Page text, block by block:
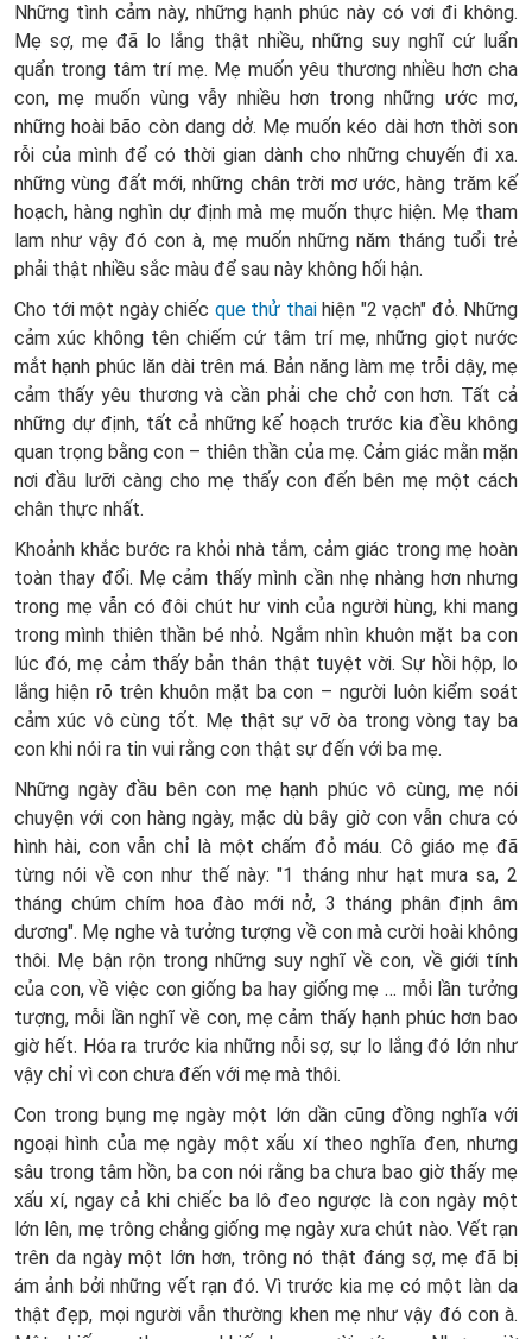
Những tình cảm này, những hạnh phúc này có vơi đi không.
Mẹ sợ, mẹ đã lo lắng thật nhiều, những suy nghĩ cứ luẩn
quẩn trong tâm trí mẹ. Mẹ muốn yêu thương nhiều hơn cha
con, mẹ muốn vùng vẫy nhiều hơn trong những ước mơ,
những hoài bão còn dang dở. Mẹ muốn kéo dài hơn thời son
rỗi của mình để có thời gian dành cho những chuyến đi xa.
những vùng đất mới, những chân trời mơ ước, hàng trăm kế
hoạch, hàng nghìn dự định mà mẹ muốn thực hiện. Mẹ tham
lam như vậy đó con à, mẹ muốn những năm tháng tuổi trẻ
phải thật nhiều sắc màu để sau này không hối hận.
Cho tới một ngày chiếc que thử thaihiện "2 vạch" đỏ. Những
cảm xúc không tên chiếm cứ tâm trí mẹ, những giọt nước
mắt hạnh phúc lăn dài trên má. Bản năng làm mẹ trỗi dậy, mẹ
cảm thấy yêu thương và cần phải che chở con hơn. Tất cả
những dự định, tất cả những kế hoạch trước kia đều không
quan trọng bằng con – thiên thần của mẹ. Cảm giác mằn mặn
nơi đầu lưỡi càng cho mẹ thấy con đến bên mẹ một cách
chân thực nhất.
Khoảnh khắc bước ra khỏi nhà tắm, cảm giác trong mẹ hoàn
toàn thay đổi. Mẹ cảm thấy mình cần nhẹ nhàng hơn nhưng
trong mẹ vẫn có đôi chút hư vinh của người hùng, khi mang
trong mình thiên thần bé nhỏ. Ngắm nhìn khuôn mặt ba con
lúc đó, mẹ cảm thấy bản thân thật tuyệt vời. Sự hồi hộp, lo
lắng hiện rõ trên khuôn mặt ba con – người luôn kiểm soát
cảm xúc vô cùng tốt. Mẹ thật sự vỡ òa trong vòng tay ba
con khi nói ra tin vui rằng con thật sự đến với ba mẹ.
Những ngày đầu bên con mẹ hạnh phúc vô cùng, mẹ nói
chuyện với con hàng ngày, mặc dù bây giờ con vẫn chưa có
hình hài, con vẫn chỉ là một chấm đỏ máu. Cô giáo mẹ đã
từng nói về con như thế này: "1 tháng như hạt mưa sa, 2
tháng chúm chím hoa đào mới nở, 3 tháng phân định âm
dương". Mẹ nghe và tưởng tượng về con mà cười hoài không
thôi. Mẹ bận rộn trong những suy nghĩ về con, về giới tính
của con, về việc con giống ba hay giống mẹ … mỗi lần tưởng
tượng, mỗi lần nghĩ về con, mẹ cảm thấy hạnh phúc hơn bao
giờ hết. Hóa ra trước kia những nỗi sợ, sự lo lắng đó lớn như
vậy chỉ vì con chưa đến với mẹ mà thôi.
Con trong bụng mẹ ngày một lớn dần cũng đồng nghĩa với
ngoại hình của mẹ ngày một xấu xí theo nghĩa đen, nhưng
sâu trong tâm hồn, ba con nói rằng ba chưa bao giờ thấy mẹ
xấu xí, ngay cả khi chiếc ba lô đeo ngược là con ngày một
lớn lên, mẹ trông chẳng giống mẹ ngày xưa chút nào. Vết rạn
trên da ngày một lớn hơn, trông nó thật đáng sợ, mẹ đã bị
ám ảnh bởi những vết rạn đó. Vì trước kia mẹ có một làn da
thật đẹp, mọi người vẫn thường khen mẹ như vậy đó con à.